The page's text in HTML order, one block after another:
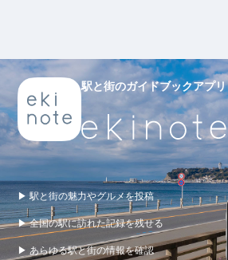
駅と街のガイドブックアプリ
▶ 駅と街の魅力やグルメを投稿
▶ 全国の駅に訪れた記録を残せる
▶ あらゆる駅と街の情報を確認